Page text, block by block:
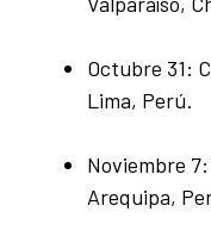
Octubre 31:
Lima, Perú.
Noviembre
Arequipa,